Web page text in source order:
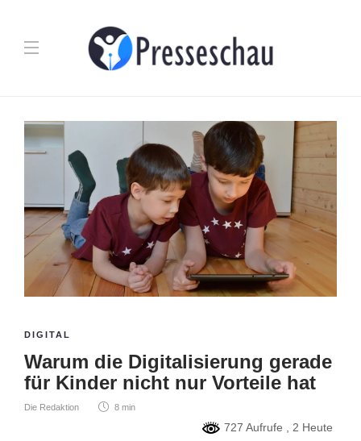
DIGITAL
Warum die Digitalisierung gerade
für Kinder nicht nur Vorteile hat
Die Redaktion 8 min
727 Aufrufe , 2 Heute